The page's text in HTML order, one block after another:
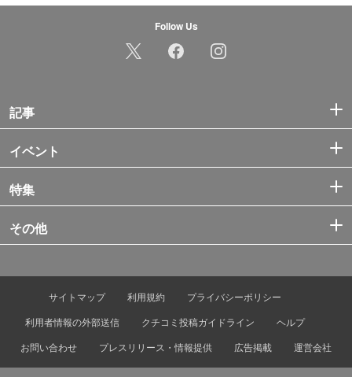
Follow Us
記事
イベント
特集
その他
サイトマップ 利用規約
プライバシーポリシー
利用者情報の外部送信
クチコミ投稿ガイドライン
ヘルプ
お問い合わせ
プレスリリース・情報提供 広告掲載 運営会社